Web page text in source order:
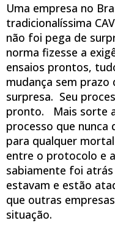
Uma empresa no
tradicionalíssima
não foi pega de
norma fizesse a
ensaios prontos,
mudança sem
surpresa. Seu
pronto. Mais sorte
processo que
para qualquer
entre o protocolo e
sabiamente foi
estavam e estão
que outras
situação.